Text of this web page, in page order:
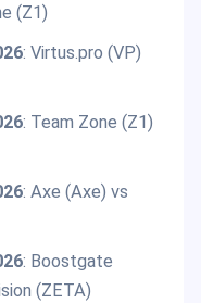
(Z1)
: Virtus.pro (VP)
: Team Zone (Z1)
: Axe (Axe) vs
: Boostgate
(ZETA)